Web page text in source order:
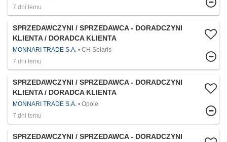
7 dni temu
SPRZEDAWCZYNI / SPRZEDAWCA - DORADCZYNI
KLIENTA / DORADCA KLIENTA
MONNARI TRADE S.A.
CH Solaris
7 dni temu
SPRZEDAWCZYNI / SPRZEDAWCA - DORADCZYNI
KLIENTA / DORADCA KLIENTA
MONNARI TRADE S.A.
Opole
7 dni temu
SPRZEDAWCZYNI / SPRZEDAWCA - DORADCZYNI